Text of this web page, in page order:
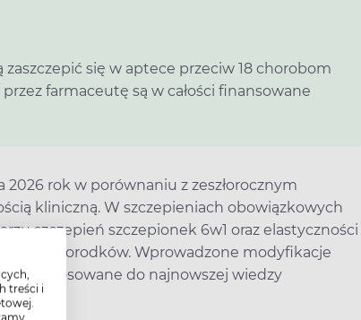
treści i
się w aptece przeciw 18 chorobom
farmaceutę są w całości finansowane
rok w porównaniu z zeszłorocznym
kliniczną. W szczepieniach obowiązkowych
szczepień szczepionek 6w1 oraz elastyczności
u noworodków. Wprowadzone modyfikacje
są dostosowane do najnowszej wiedzy